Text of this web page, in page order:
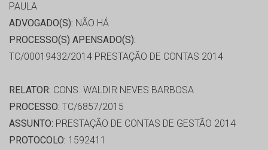
PAULA
ADVOGADO(S): NÃO HÁ
PROCESSO(S) APENSADO(S):
TC/00019432/2014 PRESTAÇÃO DE CONTAS 2014
RELATOR: CONS. WALDIR NEVES BARBOSA
PROCESSO: TC/6857/2015
ASSUNTO: PRESTAÇÃO DE CONTAS DE GESTÃO 2014
PROTOCOLO: 1592411